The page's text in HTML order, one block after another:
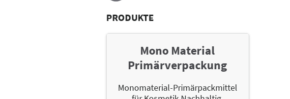
PRODUKTE
Mono Material
Primärverpackung
Monomaterial-Primärpackmittel